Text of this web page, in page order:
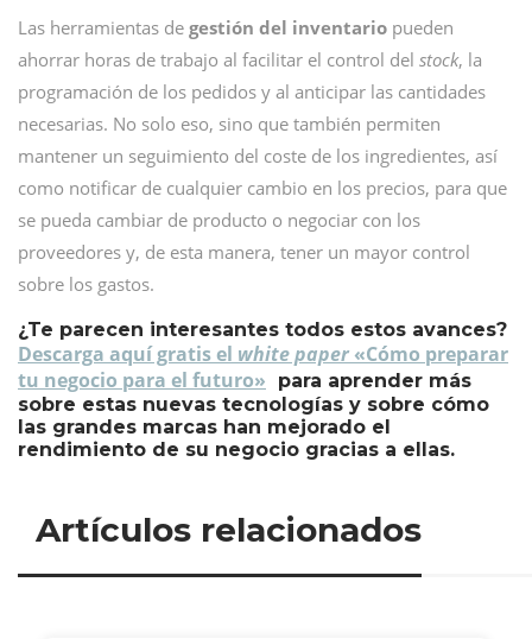
Las herramientas de gestión del inventario pueden
ahorrar horas de trabajo al facilitar el control del stock, la
programación de los pedidos y al anticipar las cantidades
necesarias. No solo eso, sino que también permiten
mantener un seguimiento del coste de los ingredientes, así
como notificar de cualquier cambio en los precios, para que
se pueda cambiar de producto o negociar con los
proveedores y, de esta manera, tener un mayor control
sobre los gastos.
¿Te parecen interesantes todos estos avances?
Descarga aquí gratis el white paper «Cómo preparar
tu negocio para el futuro» para aprender más
sobre estas nuevas tecnologías y sobre cómo
las grandes marcas han mejorado el
rendimiento de su negocio gracias a ellas.
Artículos relacionados